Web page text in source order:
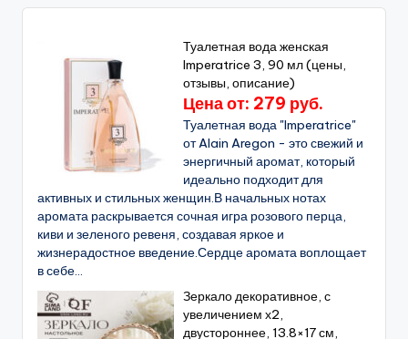
Туалетная вода женская
Imperatrice 3, 90 мл (цены,
отзывы, описание)
Цена от: 279 руб.
Туалетная вода "Imperatrice"
от Alain Aregon - это свежий и
энергичный аромат, который
идеально подходит для
активных и стильных женщин.В начальных нотах
аромата раскрывается сочная игра розового перца,
киви и зеленого ревеня, создавая яркое и
жизнерадостное введение.Сердце аромата воплощает
в себе...
Зеркало декоративное, с
увеличением х2,
двустороннее, 13.8×17 см,